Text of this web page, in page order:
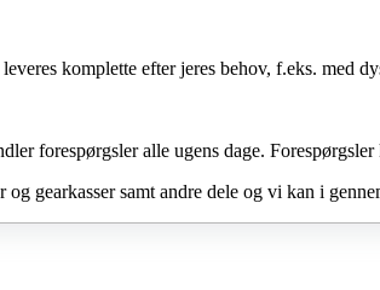
komplette efter jeres behov, f.eks. med
forespørgsler alle ugens dage.
gearkasser samt andre dele og vi kan i